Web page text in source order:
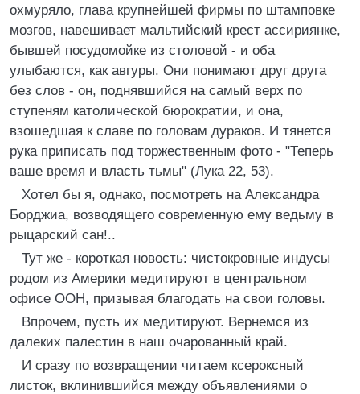
охмуряло, глава крупнейшей фирмы по штамповке
мозгов, навешивает мальтийский крест ассириянке,
бывшей посудомойке из столовой - и оба
улыбаются, как авгуры. Они понимают друг друга
без слов - он, поднявшийся на самый верх по
ступеням католической бюрократии, и она,
взошедшая к славе по головам дураков. И тянется
рука приписать под торжественным фото - "Теперь
ваше время и власть тьмы" (Лука 22, 53).
Хотел бы я, однако, посмотреть на Александра
Борджиа, возводящего современную ему ведьму в
рыцарский сан!..
Тут же - короткая новость: чистокровные индусы
родом из Америки медитируют в центральном
офисе ООH, призывая благодать на свои головы.
Впрочем, пусть их медитируют. Вернемся из
далеких палестин в наш очарованный край.
И сразу по возвращении читаем ксероксный
листок, вклинившийся между объявлениями о